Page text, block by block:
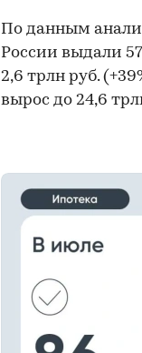
По данным
России выдали
2,6 трлн руб.
вырос до 24,6